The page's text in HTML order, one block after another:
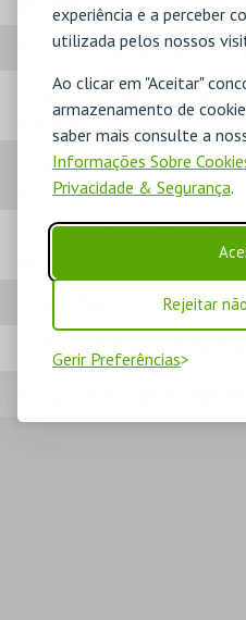
experiência e a perceber
utilizada pelos nossos
Ao clicar em "Aceitar"
armazenamento de
saber mais consulte a
Informações Sobre
Privacidade & Segurança.
Rejeitar
Gerir Preferências
17. POSSO DAR OS MEUS
18. POSSO IMPRIMIR OS
BRANCO?
19. QUAIS OS MODOS DE
NO SITE BOL?
20. QUANTO TEMPO
DA COMPRA NO CARTÃO DE
21. QUANTOS BILHETES
22. QUE BROWSER DEVO